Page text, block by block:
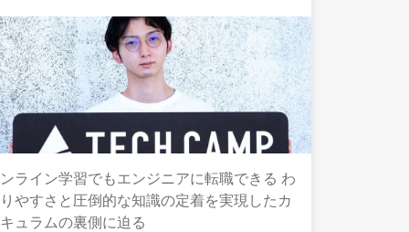
ライン学習でもエンジニアに転職できる わ
やすさと圧倒的な知識の定着を実現したカ
ュラムの裏側に迫る